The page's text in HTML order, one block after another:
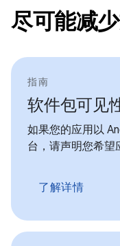
尽可能减
指南
软件包可见
如果您的应用以
台，请声明您希望
了解详情